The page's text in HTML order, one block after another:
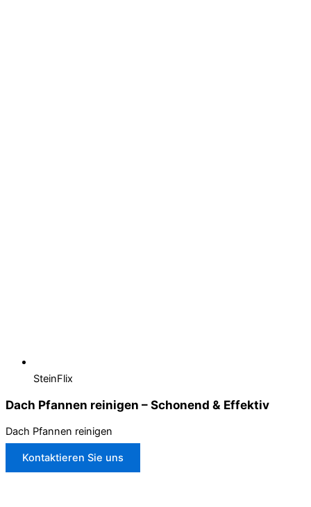
SteinFlix
Dach Pfannen reinigen – Schonend & Effektiv
Dach Pfannen reinigen
Kontaktieren Sie uns